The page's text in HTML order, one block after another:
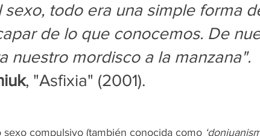
sexo, todo era una simple forma
de lo que conocemos. De
nuestro mordisco a la manzana".
, "Asfixia" (2001).
sexo compulsivo (también conocida como